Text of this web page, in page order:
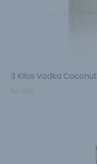
3 Kilos Vodka Coconut
54.95€